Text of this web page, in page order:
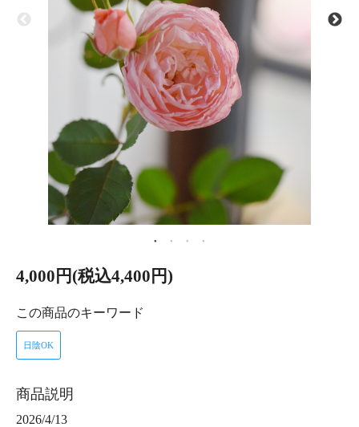
4,000円(税込4,400円)
この商品のキーワード
日陰OK
商品説明
2026/4/13